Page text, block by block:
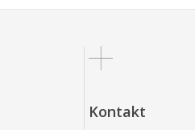
Kontakt